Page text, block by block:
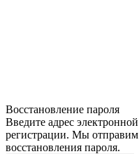
Восстановление пароля
Введите адрес
регистрации. Мы
восстановления пароля.